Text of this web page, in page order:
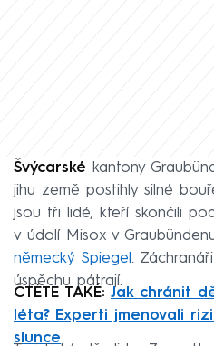
Švýcarské kantony
jihu země postihly silné
jsou tři lidé, kteří skončili
v údolí Misox v
německý Spiegel .
úspěchu pátrají.
ČTĚTE TAKÉ: Jak chránit
léta? Experti jmenovali
slunce